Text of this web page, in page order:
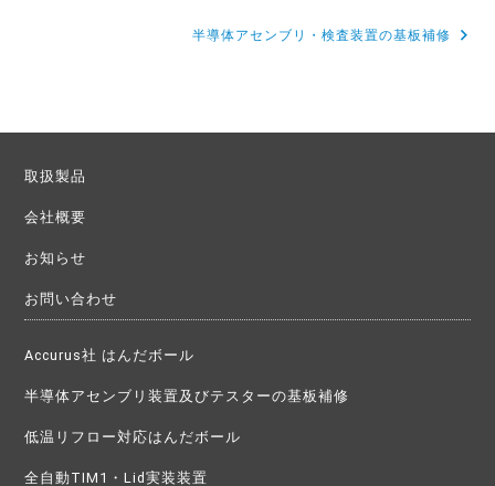
ゲ
ー
シ
半導体アセンブリ・検査装置の基板補修
取扱製品
会社概要
お知らせ
お問い合わせ
Accurus社 はんだボール
半導体アセンブリ装置及びテスターの基板補修
低温リフロー対応はんだボール
全自動TIM1・Lid実装装置